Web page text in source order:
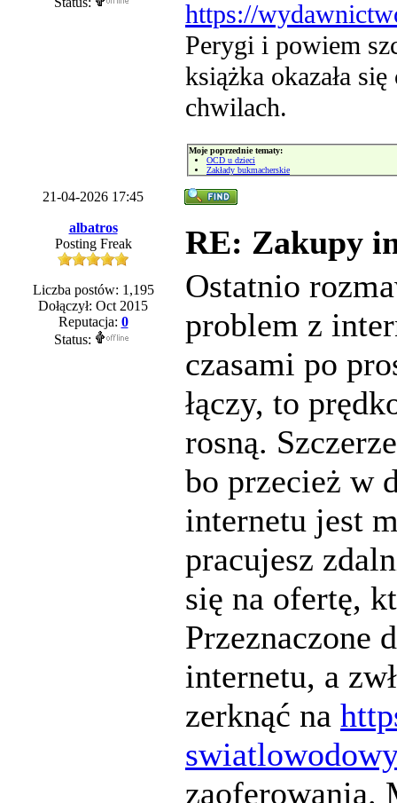
https://
Perygi i powiem
książka okazała
chwilach.
Moje poprzednie tematy:
OCD u dzieci
Zakłady bukmacherskie
21-04-2026 17:45
albatros
Posting Freak
Liczba postów: 1,195
Dołączył: Oct 2015
Reputacja: 0
Status:
RE: Zakupy
Ostatnio
problem z
czasami po
łączy, to
rosną.
bo przecież w
internetu jest
pracujesz
się na ofertę,
Przeznaczone
internetu, a
zerknąć na
zaoferowania.